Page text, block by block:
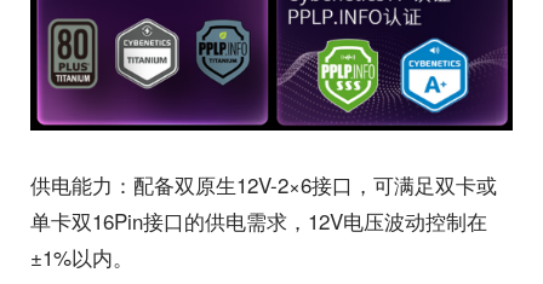
供电能力：配备双原生12V-2×6接口，可满足双卡或
单卡双16Pin接口的供电需求，12V电压波动控制在
±1%以内。